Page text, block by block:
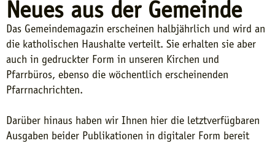
Neues aus der Gemeinde
Das Gemeindemagazin erscheinen halbjährlich und wird an
die katholischen Haushalte verteilt. Sie erhalten sie aber
auch in gedruckter Form in unseren Kirchen und
Pfarrbüros, ebenso die wöchentlich erscheinenden
Pfarrnachrichten.
Darüber hinaus haben wir Ihnen hier die letztverfügbaren
Ausgaben beider Publikationen in digitaler Form bereit